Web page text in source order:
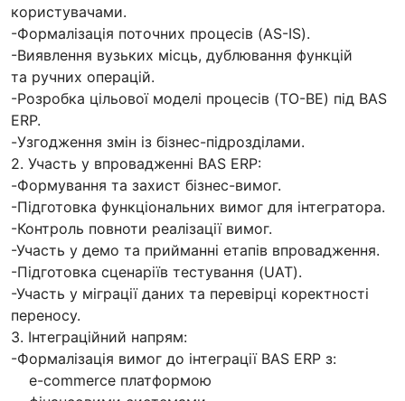
користувачами.
-Формалізація поточних процесів (AS-IS).
-Виявлення вузьких місць, дублювання функцій
та ручних операцій.
-Розробка цільової моделі процесів (TO-BE) під BAS
ERP.
-Узгодження змін із бізнес-підрозділами.
2. Участь у впровадженні BAS ERP:
-Формування та захист бізнес-вимог.
-Підготовка функціональних вимог для інтегратора.
-Контроль повноти реалізації вимог.
-Участь у демо та прийманні етапів впровадження.
-Підготовка сценаріїв тестування (UAT).
-Участь у міграції даних та перевірці коректності
переносу.
3. Інтеграційний напрям:
-Формалізація вимог до інтеграції BAS ERP з:
e-commerce платформою